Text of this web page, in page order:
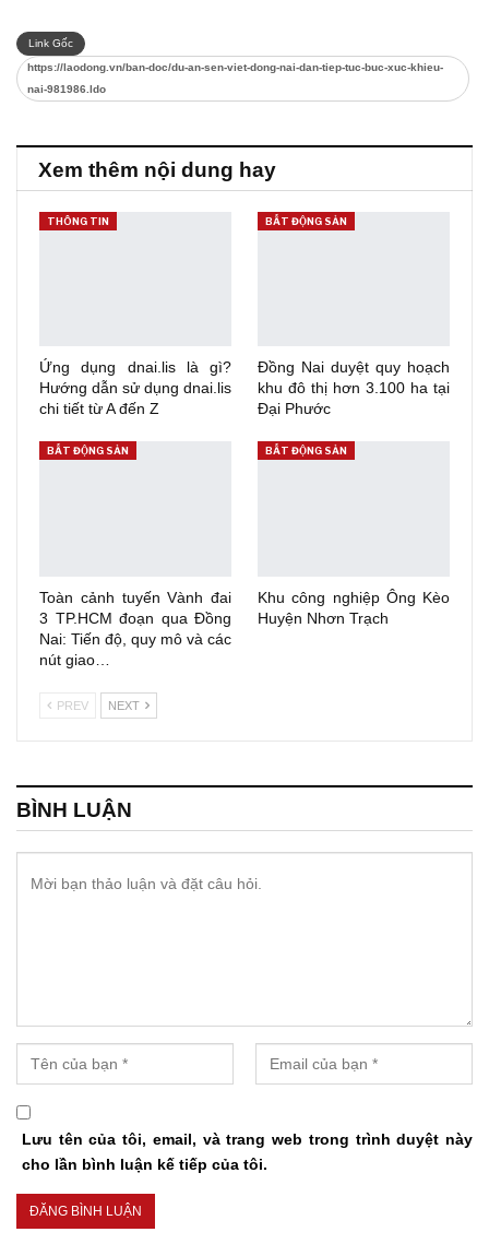
Link Gốc
https://laodong.vn/ban-doc/du-an-sen-viet-dong-nai-dan-tiep-tuc-buc-xuc-khieu-
nai-981986.ldo
Xem thêm nội dung hay
THÔNG TIN
Ứng dụng dnai.lis là gì?
Hướng dẫn sử dụng dnai.lis
chi tiết từ A đến Z
BẤT ĐỘNG SẢN
Đồng Nai duyệt quy hoạch
khu đô thị hơn 3.100 ha tại
Đại Phước
BẤT ĐỘNG SẢN
Toàn cảnh tuyến Vành đai
3 TP.HCM đoạn qua Đồng
Nai: Tiến độ, quy mô và các
nút giao…
BẤT ĐỘNG SẢN
Khu công nghiệp Ông Kèo
Huyện Nhơn Trạch
PREV NEXT
BÌNH LUẬN
Lưu tên của tôi, email, và trang web trong trình duyệt này
cho lần bình luận kế tiếp của tôi.